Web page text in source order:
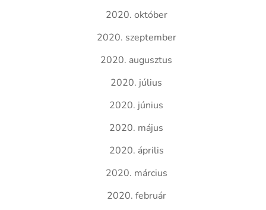
2020. október
2020. szeptember
2020. augusztus
2020. július
2020. június
2020. május
2020. április
2020. március
2020. február